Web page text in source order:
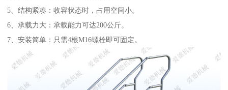
5、结构紧凑：收容状态时，占用空间小。
6、承载力大：承载能力可达200公斤。
7、安装简单：只需4根M16螺栓即可固定。